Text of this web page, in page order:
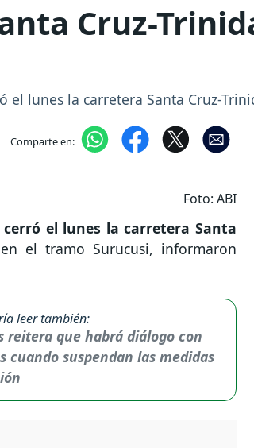
Cruz-
el lunes la carretera Santa Cruz-
Comparte en:
Foto: ABI
el lunes la carretera Santa
el tramo Surucusi, informaron
leer también:
reitera que habrá diálogo con
cuando suspendan las medidas